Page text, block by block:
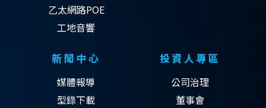
乙太網路POE
工地音響
新聞中心
媒體報導
型錄下載
投資人專區
公司治理
董事會